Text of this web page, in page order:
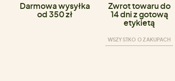
Darmowa wysyłka
od 350 zł
Zwrot towaru do
14 dni z gotową
etykietą
WSZYSTKO O ZAKUPACH